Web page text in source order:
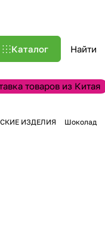
Каталог
товаров из Китая
ИЗДЕЛИЯ Шоколад